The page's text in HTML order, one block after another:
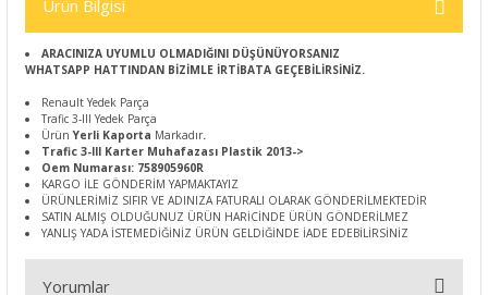
Ürün Bilgisi
ARACINIZA UYUMLU OLMADIĞINI DÜŞÜNÜYORSANIZ
WHATSAPP HATTINDAN BİZİMLE İRTİBATA GEÇEBİLİRSİNİZ.
Renault Yedek Parça
Trafic 3-III Yedek Parça
ÜrünYerli Kaporta Markadır.
Trafic 3-III Karter Muhafazası Plastik 2013->
Oem Numarası: 758905960R
KARGO İLE GÖNDERİM YAPMAKTAYIZ
ÜRÜNLERİMİZ SIFIR VE ADINIZA FATURALI OLARAK GÖNDERİLMEKTEDİR
SATIN ALMIŞ OLDUĞUNUZ ÜRÜN HARİCİNDE ÜRÜN GÖNDERİLMEZ
YANLIŞ YADA İSTEMEDİĞİNİZ ÜRÜN GELDİĞİNDE İADE EDEBİLİRSİNİZ
Yorumlar